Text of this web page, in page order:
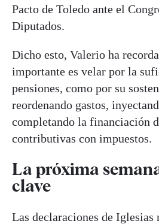
Pacto de Toledo ante el
Diputados.
Dicho esto, Valerio ha
importante es velar por la
pensiones, como por su
reordenando gastos,
completando la financiación
contributivas con impuestos.
La próxima
clave
Las declaraciones de Iglesias